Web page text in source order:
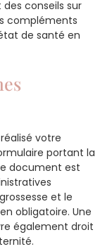
conseils sur
compléments
de santé en
votre
portant la
document est
et le
obligatoire. Une
également droit